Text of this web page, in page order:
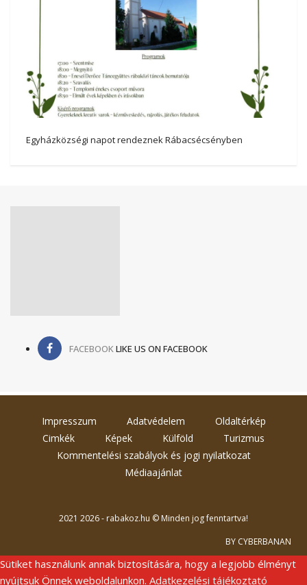
Egyházközségi napot rendeznek Rábacsécsényben
FACEBOOKLIKE US ON FACEBOOK
Impresszum Adatvédelem
Oldaltérkép
Cimkék
Képek Külföld
Turizmus
Kommentelési szabályok és jogi nyilatkozat
Médiaajánlat
2021 2026 - rabakoz.hu © Minden jog fenntartva!
BY CYBERBANAN
Sütiket használunk annak biztosítására, hogy a legjobb élményt
nyújtsuk Önnek weboldalunkon. Adatkezelési tájékoztató